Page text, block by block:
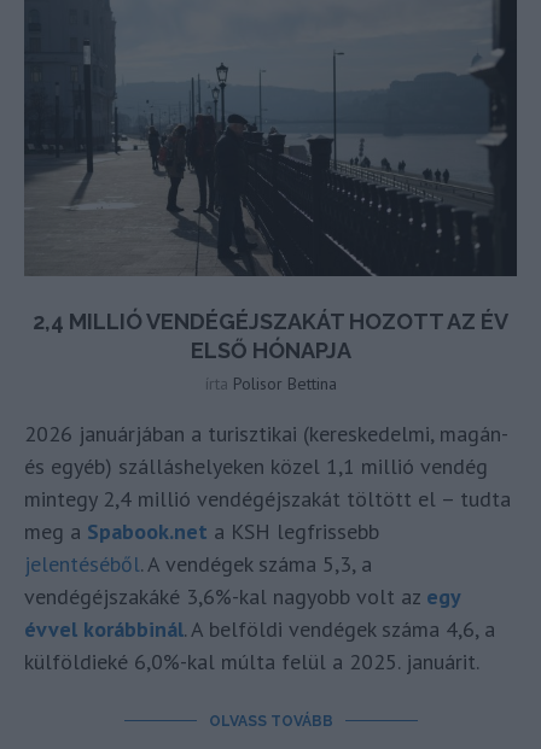
2,4 MILLIÓ VENDÉGÉJSZAKÁT HOZOTT AZ ÉV
ELSŐ HÓNAPJA
írta Polisor Bettina
2026 januárjában a turisztikai (kereskedelmi, magán-
és egyéb) szálláshelyeken közel 1,1 millió vendég
mintegy 2,4 millió vendégéjszakát töltött el – tudta
meg a Spabook.net a KSH legfrissebb
jelentéséből. A vendégek száma 5,3, a
vendégéjszakáké 3,6%-kal nagyobb volt az egy
évvel korábbinál. A belföldi vendégek száma 4,6, a
külföldieké 6,0%-kal múlta felül a 2025. januárit.
OLVASS TOVÁBB